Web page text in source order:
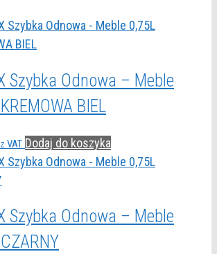
Szybka Odnowa – Meble
BIEL
z VAT Dodaj do koszyka
Szybka Odnowa – Meble